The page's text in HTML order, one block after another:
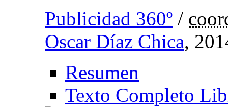
Publicidad 360º /
Oscar Díaz Chica,
Resumen
Texto Completo